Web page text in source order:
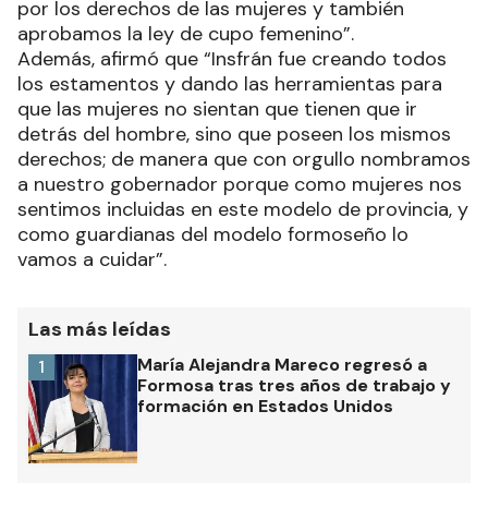
por los derechos de las mujeres y también
aprobamos la ley de cupo femenino”.
Además, afirmó que “Insfrán fue creando todos
los estamentos y dando las herramientas para
que las mujeres no sientan que tienen que ir
detrás del hombre, sino que poseen los mismos
derechos; de manera que con orgullo nombramos
a nuestro gobernador porque como mujeres nos
sentimos incluidas en este modelo de provincia, y
como guardianas del modelo formoseño lo
vamos a cuidar”.
Las más leídas
María Alejandra Mareco regresó a
Formosa tras tres años de trabajo y
formación en Estados Unidos
1